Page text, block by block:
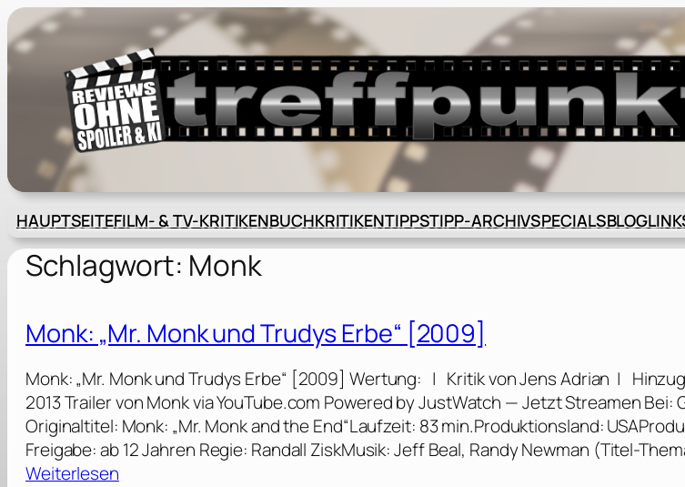
Zum
Inhalt
springen
HAUPTSEITEFILM- & TV-KRITIKENBUCHKRITIKENTIPPSTIPP-ARCHIVSPECIALSBLOG
Schlagwort: Monk
Monk: „Mr. Monk und Trudys Erbe“ [2009]
Monk: „Mr. Monk und Trudys Erbe“ [2009] Wertung: | Kritik von Jens Adrian |
2013 Trailer von Monk via YouTube.com Powered by JustWatch — Jetzt Streamen Bei:
Originaltitel: Monk: „Mr. Monk and the End“Laufzeit: 83 min.Produktionsland:
Freigabe: ab 12 Jahren Regie: Randall ZiskMusik: Jeff Beal, Randy Newman (Titel-
Weiterlesen: